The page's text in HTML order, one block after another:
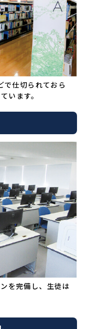
仕切られておら
います。
を完備し、生徒は